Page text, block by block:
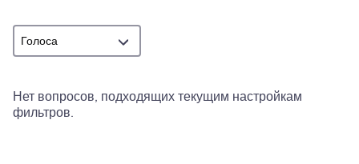
Нет вопросов, подходящих текущим настройкам
фильтров.